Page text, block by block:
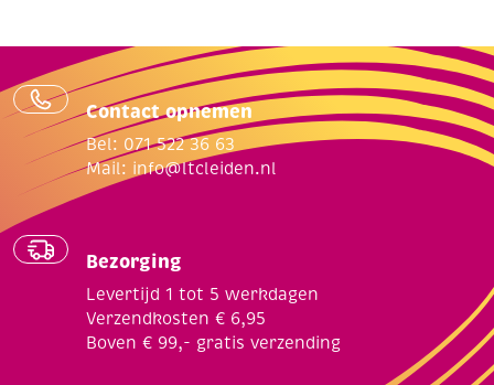
Contact opnemen
Bel: 071 522 36 63
Mail: info@ltcleiden.nl
Bezorging
Levertijd 1 tot 5 werkdagen
Verzendkosten € 6,95
Boven € 99,- gratis verzending